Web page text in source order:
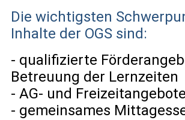
Die wichtigsten
Inhalte der OGS sind:
- qualifizierte
Betreuung der Lernzeiten
- AG- und Freizeitangebote
- gemeinsames